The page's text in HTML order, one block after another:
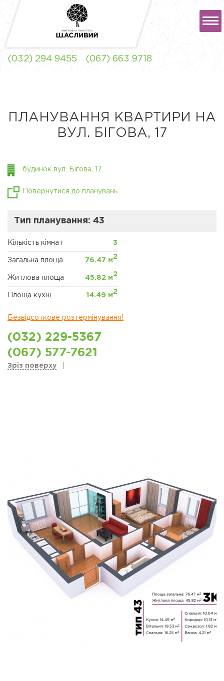
БОРЩАГІВКА
КОМЕРЦІЙНА
НЕРУХОМІСТЬ
Сайт забудовника
(032) 294 9455 (067) 663 9718
ПЛАНУВАННЯ КВАРТИРИ НА
ВУЛ. БІГОВА, 17
будинок вул. Бігова, 17
Повернутися до планувань
Тип планування: 43
Кількість кімнат 3
Загальна площа 76.47 м
2
Житлова площа 45.82 м
2
Площа кухні 14.49 м
2
Безвідсоткове розтермінування!
(032) 229-5367
(067) 577-7621
Зріз поверху